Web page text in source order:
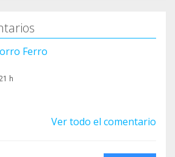
Ferro
h
Ver todo el comentario